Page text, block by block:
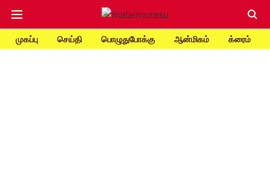
முகப்பு செய்தி பொழுதுபோக்கு ஆன்மிகம் க்ரைம்